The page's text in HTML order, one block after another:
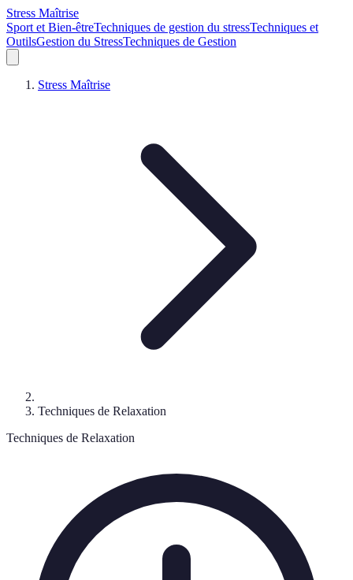
Stress Maîtrise
Sport et Bien-êtreTechniques de gestion du stressTechniques et
OutilsGestion du StressTechniques de Gestion
Stress Maîtrise
Techniques de Relaxation
Techniques de Relaxation